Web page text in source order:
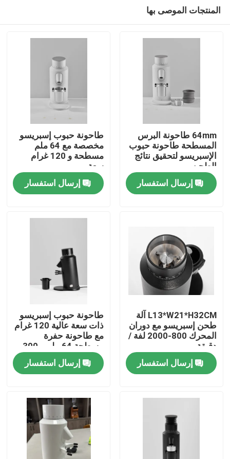
الصفحة الرئيسية
منتجات
معلومات عنا
جولة في المعمل
مراقبة الجودة
اتصل بنا
مطحنة حبوب البن
مطحنة القهوة
المنتجات الموصى بها
64mm طاحونة البرس
المسطحة طاحونة حبوب
الإسبريسو لتحقيق نتائج
الطحن
إرسال استفسار
طاحونة حبوب إسبريسو
مخصصة مع 64 ملم
مسطحة و 120 غرام
سعة
إرسال استفسار
L13*W21*H32CM آلة
طحن إسبريسو مع دوران
المحرك 800-2000 لفة /
دقيقة
إرسال استفسار
طاحونة حبوب إسبريسو
ذات سعة عالية 120 غرام
مع طاحونة حفرة
مسطحة 64 ملم و 300
واط من الطاقة
إرسال استفسار